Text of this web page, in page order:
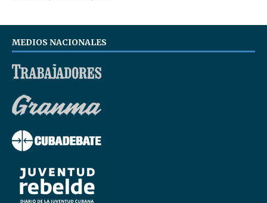
MEDIOS NACIONALES